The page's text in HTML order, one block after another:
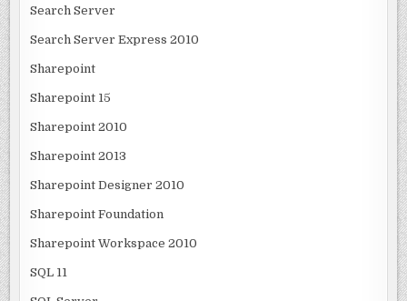
Search Server
Search Server Express 2010
Sharepoint
Sharepoint 15
Sharepoint 2010
Sharepoint 2013
Sharepoint Designer 2010
Sharepoint Foundation
Sharepoint Workspace 2010
SQL 11